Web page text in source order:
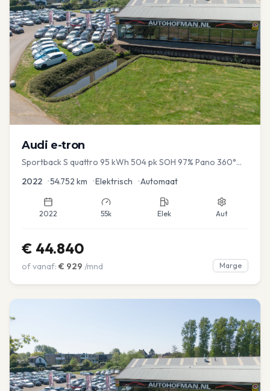
Audi e-tron
Sportback S quattro 95 kWh 504 pk SOH 97% Pano 360°
2022 •54.752 km •Elektrisch •Automaat
2022 55k Elek Aut
€ 44.840
of vanaf: € 929 /mnd Marge